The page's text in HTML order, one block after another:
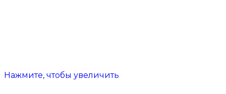
Нажмите, чтобы увеличить